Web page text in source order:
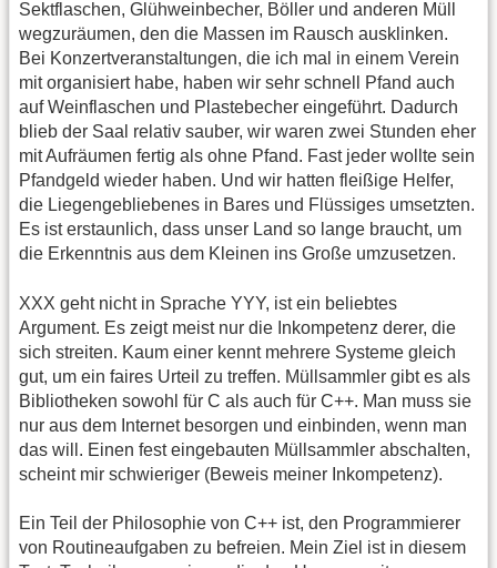
Sektflaschen, Glühweinbecher, Böller und anderen Müll
wegzuräumen, den die Massen im Rausch ausklinken.
Bei Konzertveranstaltungen, die ich mal in einem Verein
mit organisiert habe, haben wir sehr schnell Pfand auch
auf Weinflaschen und Plastebecher eingeführt. Dadurch
blieb der Saal relativ sauber, wir waren zwei Stunden eher
mit Aufräumen fertig als ohne Pfand. Fast jeder wollte sein
Pfandgeld wieder haben. Und wir hatten fleißige Helfer,
die Liegengebliebenes in Bares und Flüssiges umsetzten.
Es ist erstaunlich, dass unser Land so lange braucht, um
die Erkenntnis aus dem Kleinen ins Große umzusetzen.
XXX geht nicht in Sprache YYY, ist ein beliebtes
Argument. Es zeigt meist nur die Inkompetenz derer, die
sich streiten. Kaum einer kennt mehrere Systeme gleich
gut, um ein faires Urteil zu treffen. Müllsammler gibt es als
Bibliotheken sowohl für C als auch für C++. Man muss sie
nur aus dem Internet besorgen und einbinden, wenn man
das will. Einen fest eingebauten Müllsammler abschalten,
scheint mir schwieriger (Beweis meiner Inkompetenz).
Ein Teil der Philosophie von C++ ist, den Programmierer
von Routineaufgaben zu befreien. Mein Ziel ist in diesem